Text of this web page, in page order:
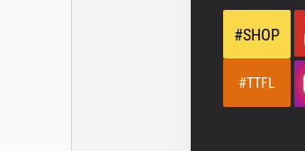
#SHOP
#TTFL